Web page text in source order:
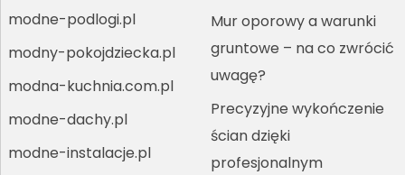
modne-podlogi.pl
modny-pokojdziecka.pl
modna-kuchnia.com.pl
modne-dachy.pl
modne-instalacje.pl
Mur oporowy a warunki
gruntowe – na co zwrócić
uwagę?
Precyzyjne wykończenie
ścian dzięki
profesjonalnym